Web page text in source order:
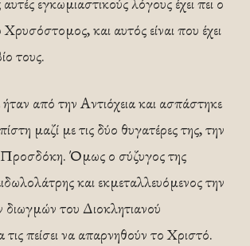
και αυτός είναι που έχει
τους.
από την Αντιόχεια και ασπάστηκε
μαζί με τις δύο θυγατέρες της, την
Προσδόκη. Όμως ο σύζυγος της
και εκμεταλλευόμενος την
του Διοκλητιανού
πείσει να απαρνηθούν το Χριστό.